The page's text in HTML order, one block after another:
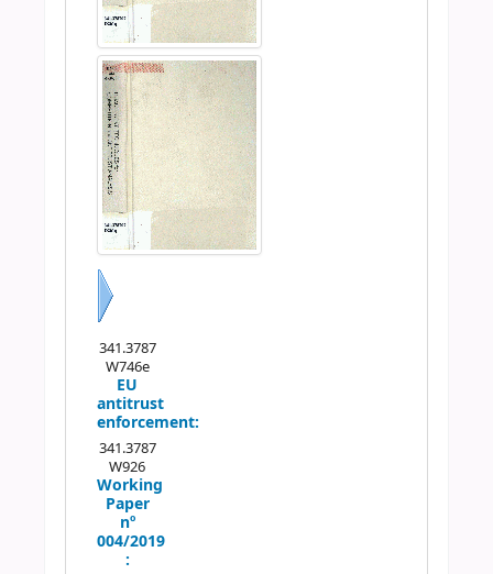
341.3787
W746e
EU
antitrust
enforcement:
341.3787
W926
Working
Paper
nº
004/2019
: